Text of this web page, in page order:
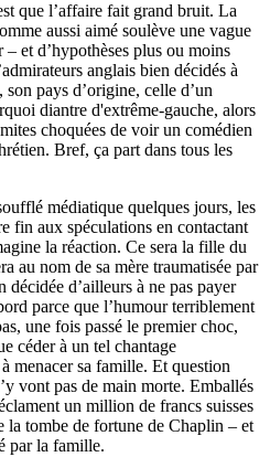
que l’affaire fait grand bruit. La
aussi aimé soulève une vague
et d’hypothèses plus ou moins
anglais bien décidés à
pays d’origine, celle d’un
diantre d'extrême-gauche, alors
choquées de voir un comédien
Bref, ça part dans tous les
médiatique quelques jours, les
fin aux spéculations en contactant
la réaction. Ce sera la fille du
au nom de sa mère traumatisée par
décidée d’ailleurs à ne pas payer
parce que l’humour terriblement
une fois passé le premier choc,
céder à un tel chantage
menacer sa famille. Et question
vont pas de main morte. Emballés
un million de francs suisses
la tombe de fortune de Chaplin – et
par la famille.